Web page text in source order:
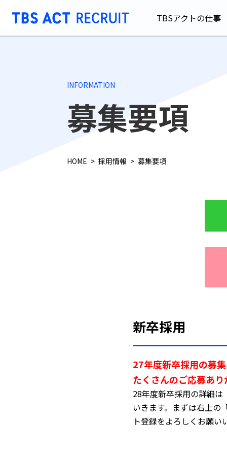
TBSアクトの仕事
INFORMATION
募集要項
HOME 採用情報 募集要項
新卒採用
27年度新卒採用の募
たくさんのご応募あ
28年度新卒採用の詳細は
いきます。まずは右上の
ト登録をよろしくお願い